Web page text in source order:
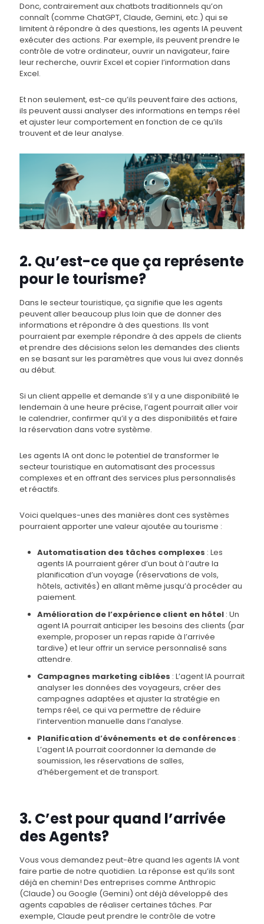
Donc, contrairement aux chatbots traditionnels qu’on
connaît (comme ChatGPT, Claude, Gemini, etc.) qui se
limitent à répondre à des questions, les agents IA peuvent
exécuter des actions. Par exemple, ils peuvent prendre le
contrôle de votre ordinateur, ouvrir un navigateur, faire
leur recherche, ouvrir Excel et copier l’information dans
Excel.
Et non seulement, est-ce qu’ils peuvent faire des actions,
ils peuvent aussi analyser des informations en temps réel
et ajuster leur comportement en fonction de ce qu’ils
trouvent et de leur analyse.
2. Qu’est-ce que ça représente
pour le tourisme?
Dans le secteur touristique, ça signifie que les agents
peuvent aller beaucoup plus loin que de donner des
informations et répondre à des questions. Ils vont
pourraient par exemple répondre à des appels de clients
et prendre des décisions selon les demandes des clients
en se basant sur les paramètres que vous lui avez donnés
au début.
Si un client appelle et demande s’il y a une disponibilité le
lendemain à une heure précise, l’agent pourrait aller voir
le calendrier, confirmer qu’il y a des disponibilités et faire
la réservation dans votre système.
Les agents IA ont donc le potentiel de transformer le
secteur touristique en automatisant des processus
complexes et en offrant des services plus personnalisés
et réactifs.
Voici quelques-unes des manières dont ces systèmes
pourraient apporter une valeur ajoutée au tourisme :
Automatisation des tâches complexes : Les
agents IA pourraient gérer d’un bout à l’autre la
planification d’un voyage (réservations de vols,
hôtels, activités) en allant même jusqu’à procéder au
paiement.
Amélioration de l’expérience client en hôtel : Un
agent IA pourrait anticiper les besoins des clients (par
exemple, proposer un repas rapide à l’arrivée
tardive) et leur offrir un service personnalisé sans
attendre.
Campagnes marketing ciblées : L’agent IA pourrait
analyser les données des voyageurs, créer des
campagnes adaptées et ajuster la stratégie en
temps réel, ce qui va permettre de réduire
l’intervention manuelle dans l’analyse.
Planification d’événements et de conférences :
L’agent IA pourrait coordonner la demande de
soumission, les réservations de salles,
d’hébergement et de transport.
3. C’est pour quand l’arrivée
des Agents?
Vous vous demandez peut-être quand les agents IA vont
faire partie de notre quotidien. La réponse est qu’ils sont
déjà en chemin! Des entreprises comme Anthropic
(Claude) ou Google (Gemini) ont déjà développé des
agents capables de réaliser certaines tâches. Par
exemple, Claude peut prendre le contrôle de votre